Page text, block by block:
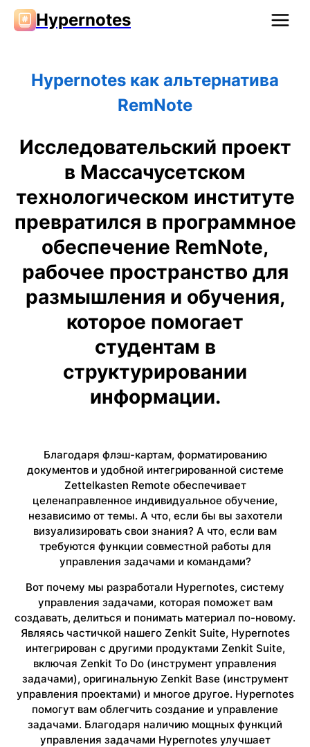
Hypernotes
Hypernotes как альтернатива
RemNote
Исследовательский проект
в Массачусетском
технологическом институте
превратился в программное
обеспечение RemNote,
рабочее пространство для
размышления и обучения,
которое помогает
студентам в
структурировании
информации.
Благодаря флэш-картам, форматированию
документов и удобной интегрированной системе
Zettelkasten Remote обеспечивает
целенаправленное индивидуальное обучение,
независимо от темы. А что, если бы вы захотели
визуализировать свои знания? А что, если вам
требуются функции совместной работы для
управления задачами и командами?
Вот почему мы разработали Hypernotes, систему
управления задачами, которая поможет вам
создавать, делиться и понимать материал по-новому.
Являясь частичкой нашего Zenkit Suite, Hypernotes
интегрирован с другими продуктами Zenkit Suite,
включая Zenkit To Do (инструмент управления
задачами), оригинальную Zenkit Base (инструмент
управления проектами) и многое другое. Hypernotes
помогут вам облегчить создание и управление
задачами. Благодаря наличию мощных функций
управления задачами Hypernotes улучшает